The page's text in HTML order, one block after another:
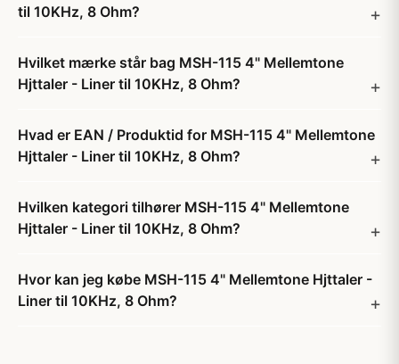
til 10KHz, 8 Ohm?
Hvilket mærke står bag MSH-115 4" Mellemtone
Hjttaler - Liner til 10KHz, 8 Ohm?
Hvad er EAN / Produktid for MSH-115 4" Mellemtone
Hjttaler - Liner til 10KHz, 8 Ohm?
Hvilken kategori tilhører MSH-115 4" Mellemtone
Hjttaler - Liner til 10KHz, 8 Ohm?
Hvor kan jeg købe MSH-115 4" Mellemtone Hjttaler -
Liner til 10KHz, 8 Ohm?